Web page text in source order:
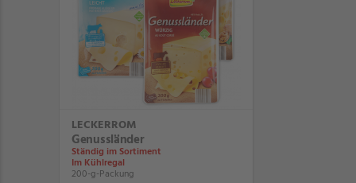
LECKERROM
Genussländer
Ständig im Sortiment
Im Kühlregal
200-g-Packung